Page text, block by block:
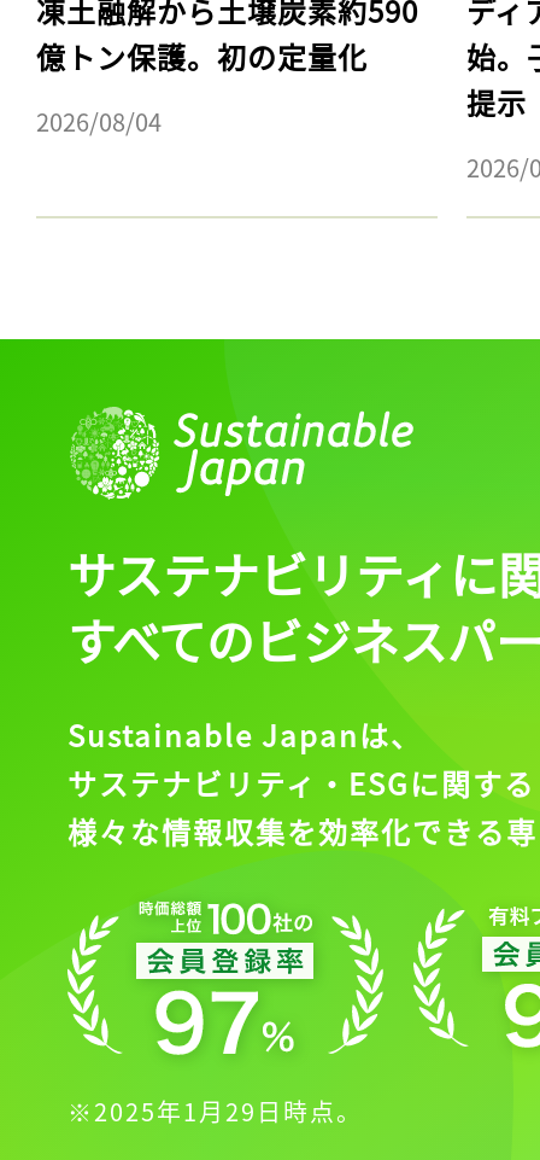
凍土融解から土壌炭素約590
億トン保護。初の定量化
2026/08/04
ディ
始。
提示
2026/
サステナビリティに
すべてのビジネスパ
Sustainable Japanは、
サステナビリティ・ESGに関する
様々な情報収集を効率化できる
※2025年1月29日時点。